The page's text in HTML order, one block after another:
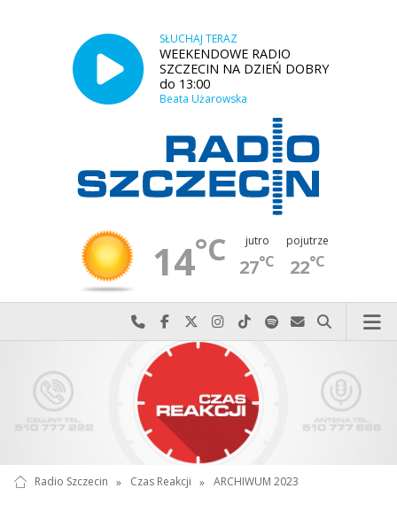
SŁUCHAJ TERAZ
WEEKENDOWE RADIO
SZCZECIN NA DZIEŃ DOBRY
do 13:00
Beata Użarowska
14°C jutro
27°C
pojutrze
22°C
Najlepiej po prostu do nas zadzwoń
Odwiedź nas na Facebook-u
Odwiedź nas na X
Odwiedź nas na Instagram-ie
Odwiedź nas na TikTok-u
Szukaj nas na Spotify
Wyślij do nas
Szukaj
Radio Szczecin » Czas Reakcji » ARCHIWUM 2023